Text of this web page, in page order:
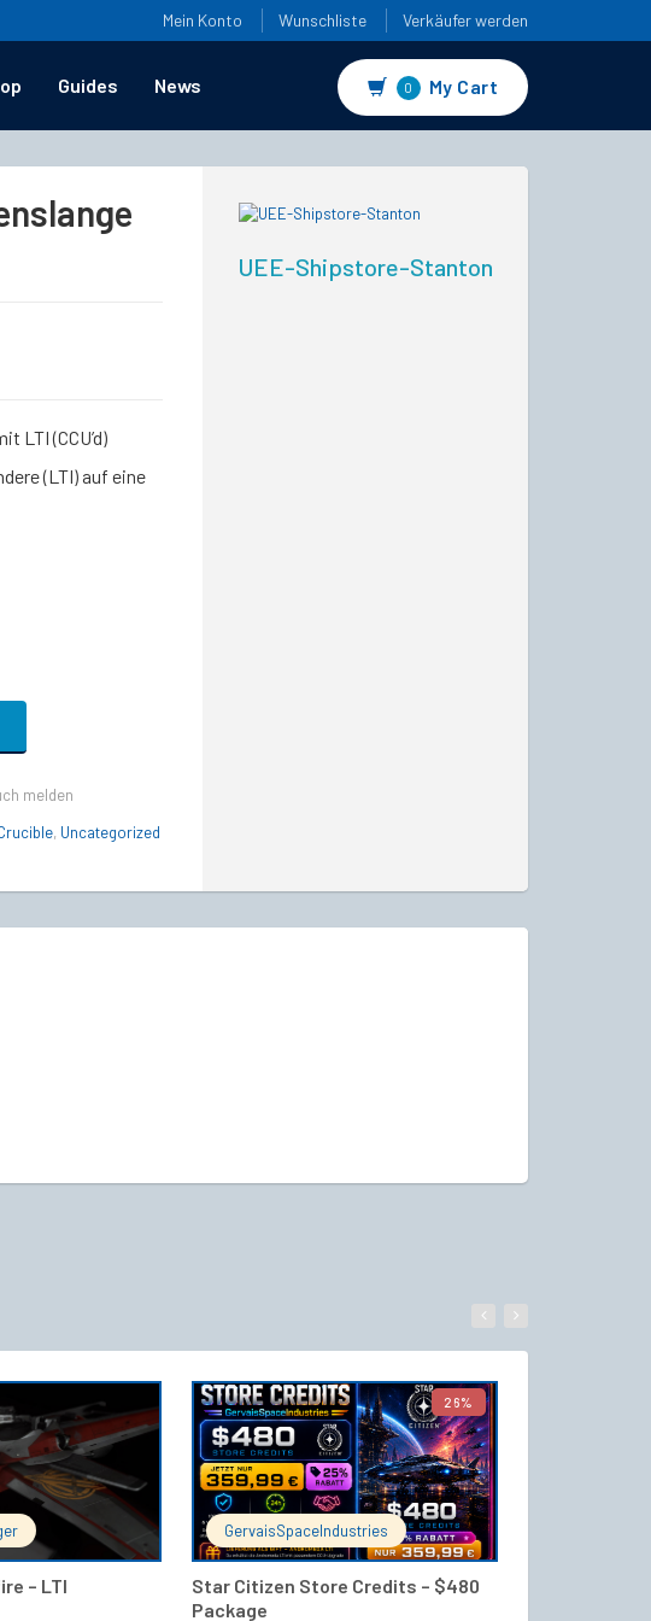
Mein Konto Wunschliste Verkäufer werden
Guides News 0 My Cart
LTI (CCU’d)
(LTI) auf eine
melden
, Uncategorized
UEE-Shipstore-Stanton
– LTI
IN DEN WARENKORB
26%
GervaisSpaceIndustries
Star Citizen Store Credits – $480
Package
IN DEN WARENKORB